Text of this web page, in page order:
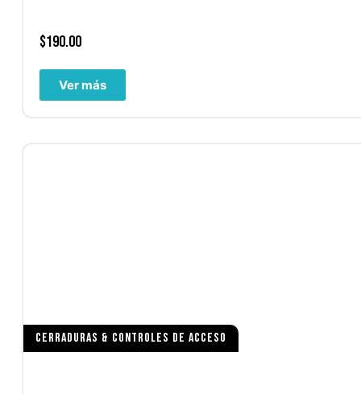
$190.00
Ver más
CERRADURAS & CONTROLES DE ACCESO